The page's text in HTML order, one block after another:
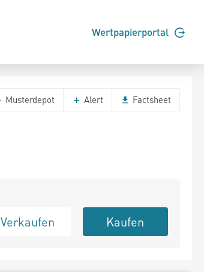
Wertpapierportal
Musterdepot Alert Factsheet
Verkaufen Kaufen